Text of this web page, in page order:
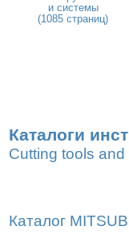
и системы
(1085 страниц)
Каталоги
Cutting tools
Каталог